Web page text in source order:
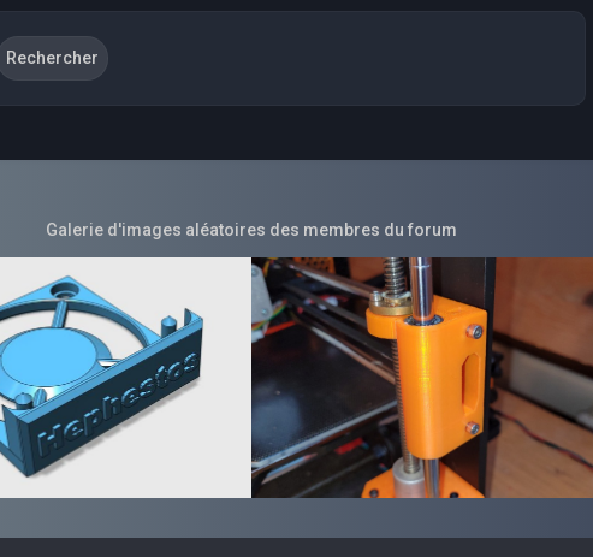
Galerie d'images aléatoires des membres du forum